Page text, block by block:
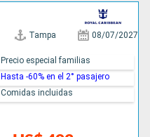
Tampa 08/07/2027
Precio especial familias
Hasta -60% en el 2° pasajero
Comidas incluidas